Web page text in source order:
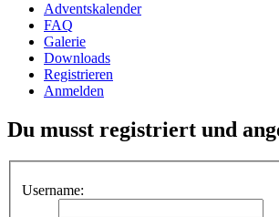
Adventskalender
FAQ
Galerie
Downloads
Registrieren
Anmelden
Du musst registriert und
Username: